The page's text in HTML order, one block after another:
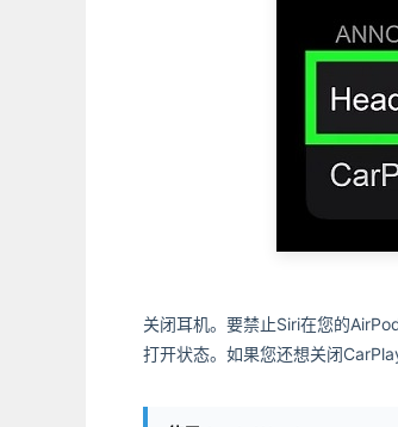
关闭耳机。要禁止Siri在您的
打开状态。如果您还想关闭